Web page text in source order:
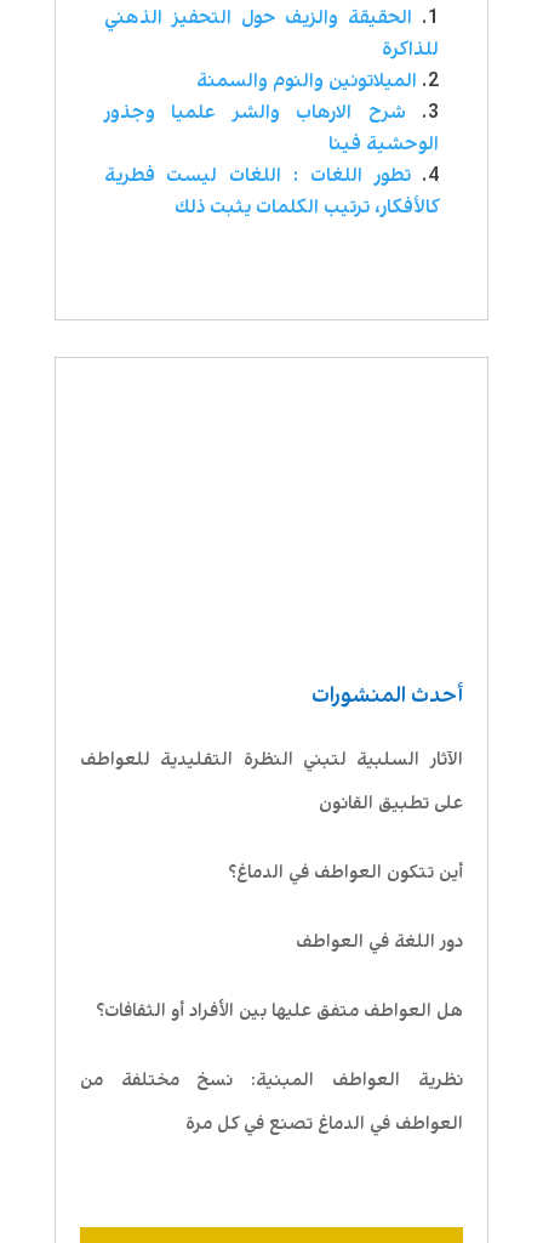
أحدث المنشورات
الآثار السلبية لتبني النظرة التقليدية للعواطف
على تطبيق القانون
أين تتكون العواطف في الدماغ؟
دور اللغة في العواطف
هل العواطف متفق عليها بين الأفراد أو الثقافات؟
نظرية العواطف المبنية: نسخ مختلفة من
العواطف في الدماغ تصنع في كل مرة
الحقيقة والزيف حول التحفيز الذهني
للذاكرة
الميلاتونين والنوم والسمنة
شرح الارهاب والشر علميا وجذور
الوحشية فينا
تطور اللغات : اللغات ليست فطرية
كالأفكار، ترتيب الكلمات يثبت ذلك